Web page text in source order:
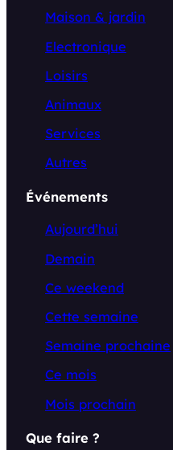
Maison & jardin
Electronique
Loisirs
Animaux
Services
Autres
Événements
Aujourd’hui
Demain
Ce weekend
Cette semaine
Semaine prochaine
Ce mois
Mois prochain
Que faire ?